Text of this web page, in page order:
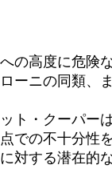
高度に危険
ニの同類、
・クーパー
での不十分性
する潜在的